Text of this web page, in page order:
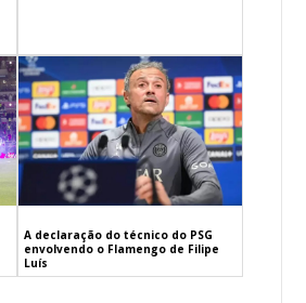
A declaração do técnico do PSG
envolvendo o Flamengo de Filipe
Luís